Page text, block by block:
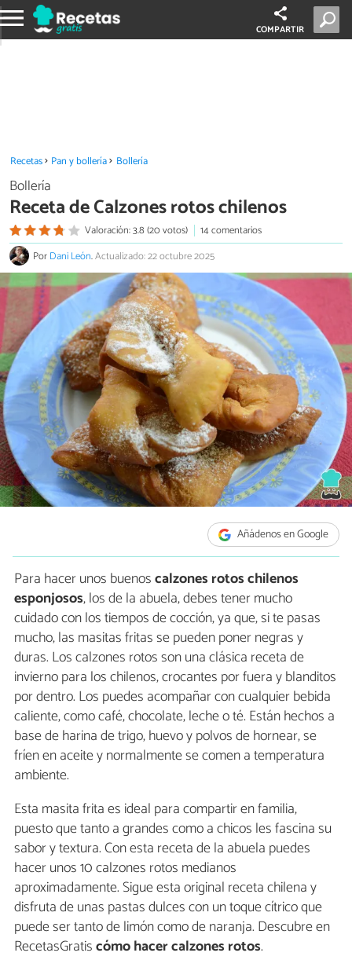
COMPARTIR
Recetas Pan y bollería Bollería
Bollería
Receta de Calzones rotos chilenos
Valoración: 3.8 (20 votos)
14 comentarios
PorDani León.Actualizado: 22 octubre 2025
Añádenos en Google
Para hacer unos buenoscalzones rotos chilenos
esponjosos, los de la abuela, debes tener mucho
cuidado con los tiempos de cocción, ya que, si te pasas
mucho, las masitas fritas se pueden poner negras y
duras. Los calzones rotos son una clásica receta de
invierno para los chilenos, crocantes por fuera y blanditos
por dentro. Los puedes acompañar con cualquier bebida
caliente, como café, chocolate, leche o té. Están hechos a
base de harina de trigo, huevo y polvos de hornear, se
fríen en aceite y normalmente se comen a temperatura
ambiente.
Esta masita frita es ideal para compartir en familia,
puesto que tanto a grandes como a chicos les fascina su
sabor y textura. Con esta receta de la abuela puedes
hacer unos 10 calzones rotos medianos
aproximadamente. Sigue esta original receta chilena y
disfruta de unas pastas dulces con un toque cítrico que
puede ser tanto de limón como de naranja. Descubre en
RecetasGratiscómo hacer calzones rotos.